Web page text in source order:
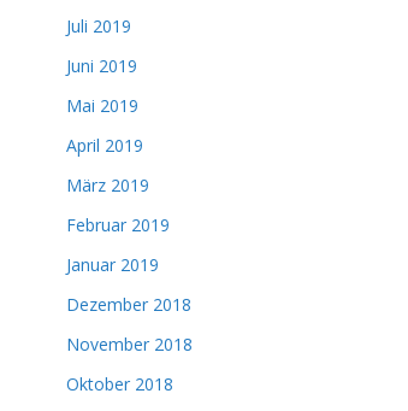
Juli 2019
Juni 2019
Mai 2019
April 2019
März 2019
Februar 2019
Januar 2019
Dezember 2018
November 2018
Oktober 2018